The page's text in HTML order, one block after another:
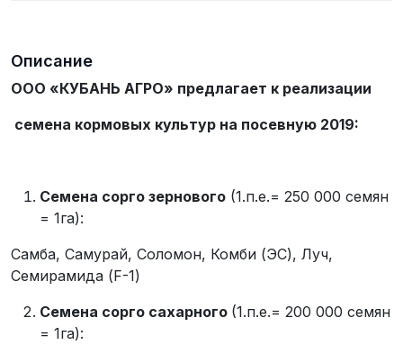
Описание
ООО «КУБАНЬ АГРО» предлагает к реализации
семена кормовых культур на посевную 2019:
Семена сорго зернового (1.п.е.= 250 000 семян
= 1га):
Самба, Самурай, Соломон, Комби (ЭС), Луч,
Семирамида (F-1)
Семена сорго cахарного (1.п.е.= 200 000 семян
= 1га):